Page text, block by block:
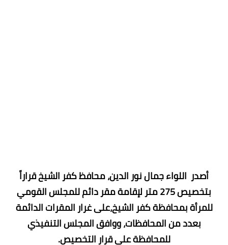
أصدر اللواء جمال نور الدين، محافظ كفر الشيخ قراراً
بتخصيص 275 متر لإقامة مقر دائم للمجلس القومي
للمرأة بمحافظة كفر الشيخ،على غرار المقرات الدائمة
بعدد من المحافظات، ووافق المجلس التنفيذي
للمحافظة على قرار التخصيص.